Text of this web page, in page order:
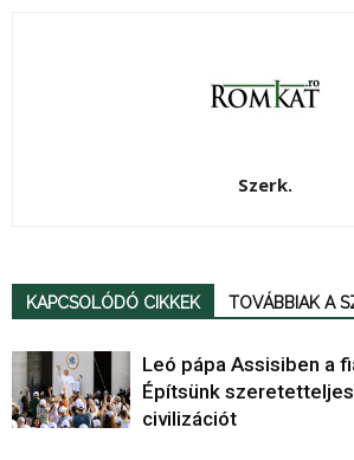
Szerk.
KAPCSOLÓDÓ CIKKEK TOVÁBBIAK A
Leó pápa Assisiben a
Építsünk
civilizációt